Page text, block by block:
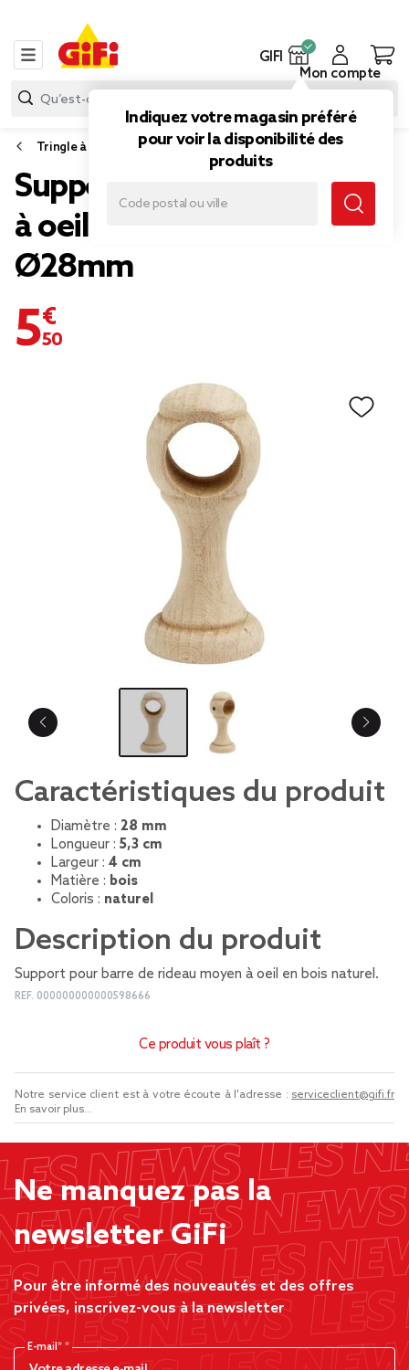
GIFI
Indiquez votre magasin préféré
pour voir la disponibilité des
produits
Mon compte
Tringle à rideau
Support de tringle moyen
à oeil en bois naturel
Ø28mm
5,50 €
Caractéristiques du produit
Diamètre : 28 mm
Longueur : 5,3 cm
Largeur : 4 cm
Matière : bois
Coloris : naturel
Description du produit
Support pour barre de rideau moyen à oeil en bois naturel.
REF. 000000000000598666
Ce produit vous plaît ?
Notre service client est à votre écoute à l'adresse : serviceclient@gifi.fr
En savoir plus...
Ne manquez pas la
newsletter GiFi
Pour être informé des nouveautés et des offres
privées, inscrivez-vous à la newsletter
E-mail*